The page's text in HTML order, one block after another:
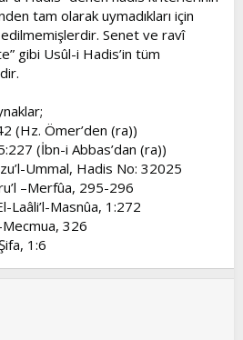
tam olarak uymadıkları için
Senet ve ravî
gibi Usûl-i Hadis’in tüm
(Hz. Ömer’den (ra))
(İbn-i Abbas’dan (ra))
Ummal, Hadis No: 32025
–Merfûa, 295-296
Laâli’l-Masnûa, 1:272
Mecmua, 326
1:6